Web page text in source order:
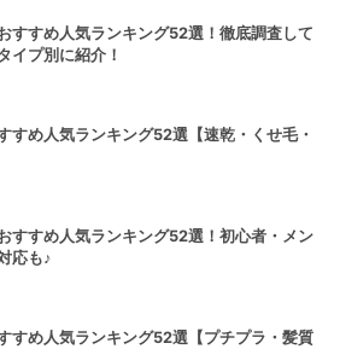
すすめ人気ランキング52選！徹底調査して
イプ別に紹介！
すめ人気ランキング52選【速乾・くせ毛・
すすめ人気ランキング52選！初心者・メン
応も♪
すめ人気ランキング52選【プチプラ・髪質